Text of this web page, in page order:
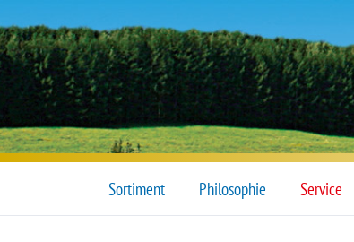
Sortiment Philosophie Service